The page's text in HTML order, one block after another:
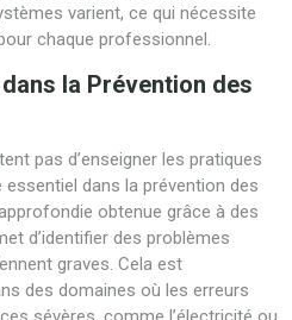
varient, ce qui nécessite
chaque professionnel.
la Prévention des
pas d’enseigner les pratiques
dans la prévention des
obtenue grâce à des
d’identifier des problèmes
graves. Cela est
des domaines où les erreurs